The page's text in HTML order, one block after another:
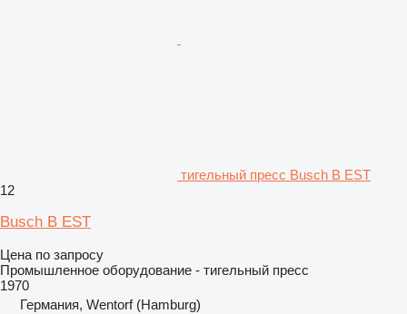
тигельный пресс Busch B EST
12
Busch B EST
Цена по запросу
Промышленное оборудование - тигельный пресс
1970
Германия, Wentorf (Hamburg)